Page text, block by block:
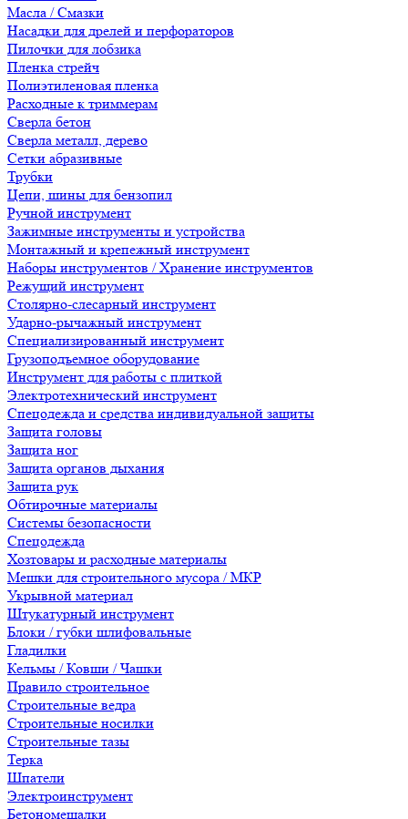
Масла / Смазки
Насадки для дрелей и перфораторов
Пилочки для лобзика
Пленка стрейч
Полиэтиленовая пленка
Расходные к триммерам
Сверла бетон
Сверла металл, дерево
Сетки абразивные
Трубки
Цепи, шины для бензопил
Ручной инструмент
Зажимные инструменты и устройства
Монтажный и крепежный инструмент
Наборы инструментов / Хранение инструментов
Режущий инструмент
Столярно-слесарный инструмент
Ударно-рычажный инструмент
Специализированный инструмент
Грузоподъемное оборудование
Инструмент для работы с плиткой
Электротехнический инструмент
Спецодежда и средства индивидуальной защиты
Защита головы
Защита ног
Защита органов дыхания
Защита рук
Обтирочные материалы
Системы безопасности
Спецодежда
Хозтовары и расходные материалы
Мешки для строительного мусора / МКР
Укрывной материал
Штукатурный инструмент
Блоки / губки шлифовальные
Гладилки
Кельмы / Ковши / Чашки
Правило строительное
Строительные ведра
Строительные носилки
Строительные тазы
Терка
Шпатели
Электроинструмент
Бетономешалки